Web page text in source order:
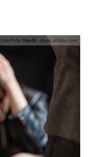
Foto:Foto: Rawf8 - stock.adobe.com